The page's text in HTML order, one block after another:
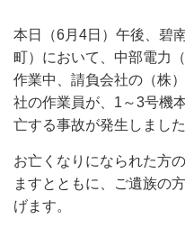
本日（6月4日）午後、碧
町）において、中部電力
作業中、請負会社の（株
社の作業員が、1～3号機
亡する事故が発生しました
お亡くなりになられた方
ますとともに、ご遺族の
げます。